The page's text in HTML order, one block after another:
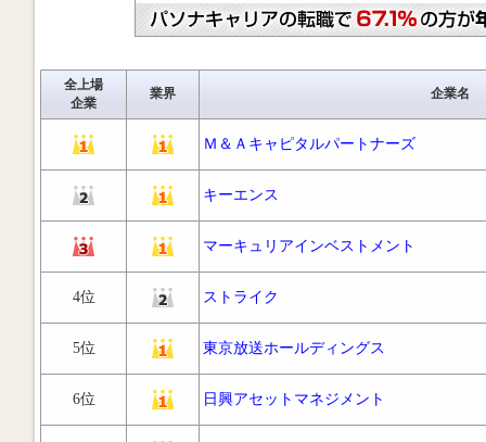
全上場
企業
業界 企業名
Ｍ＆Ａキャピタルパートナーズ
キーエンス
マーキュリアインベストメント
4位 ストライク
5位 東京放送ホールディングス
6位 日興アセットマネジメント